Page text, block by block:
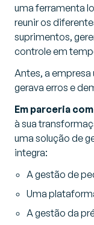
uma ferramenta
reunir os
suprimentos,
controle em
Antes, a empresa
gerava erros e
Em parceria
à sua
uma solução de
integra:
A gestão de
Uma
A gestão da